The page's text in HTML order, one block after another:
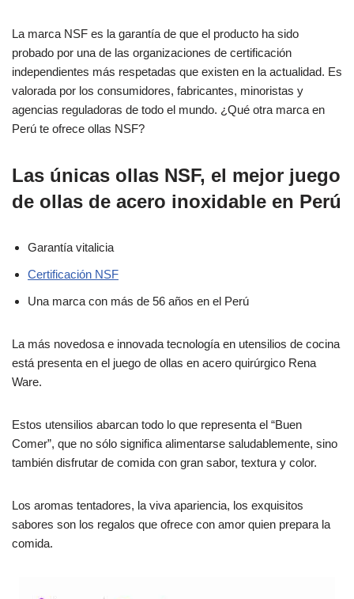
La marca NSF es la garantía de que el producto ha sido
probado por una de las organizaciones de certificación
independientes más respetadas que existen en la actualidad. Es
valorada por los consumidores, fabricantes, minoristas y
agencias reguladoras de todo el mundo. ¿Qué otra marca en
Perú te ofrece ollas NSF?
Las únicas ollas NSF, el mejor juego
de ollas de acero inoxidable en Perú
Garantía vitalicia
Certificación NSF
Una marca con más de 56 años en el Perú
La más novedosa e innovada tecnología en utensilios de cocina
está presenta en el juego de ollas en acero quirúrgico Rena
Ware.
Estos utensilios abarcan todo lo que representa el “Buen
Comer”, que no sólo significa alimentarse saludablemente, sino
también disfrutar de comida con gran sabor, textura y color.
Los aromas tentadores, la viva apariencia, los exquisitos
sabores son los regalos que ofrece con amor quien prepara la
comida.